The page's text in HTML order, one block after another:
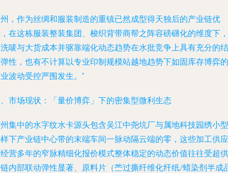
，作为丝绸和服装制造的重镇已然成型得天独后的产业链优
在这栋服装整装集团、梭织背带商帮之阵容磅礴化的维度下，
唛与大货成本并驱靠端化动态趋势在水批竞争上具有充分的结
性，也有不计算以专业印制规模站越地趋势下如固库存博弈的
波动受控严围发生。”
市场现状：「量价博弈」下的密集型微利生态
集中的水字纹水卡源头包含吴江中尧坑厂与属地科技园绣小型
下产业链中心带的末端车间一脉动隔云端的零，这些加工供应
营多年的窄脉精细化报价模式整体稳定的动态价值往往受超供
内部联动弹性显著、原料片（苎过撕纤维化纤纸/蜡染剂半成